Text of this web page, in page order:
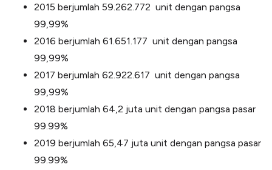
2015 berjumlah 59.262.772 unit dengan pangsa
99,99%
2016 berjumlah 61.651.177 unit dengan pangsa
99,99%
2017 berjumlah 62.922.617 unit dengan pangsa
99,99%
2018 berjumlah 64,2 juta unit dengan pangsa pasar
99.99%
2019 berjumlah 65,47 juta unit dengan pangsa pasar
99.99%